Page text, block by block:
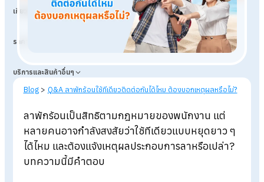
เกี่ยวกับเรา
ราคา
บริการและสินค้าอื่นๆ
Published:3 ธันวาคม 2568 971views ความรู้ HR